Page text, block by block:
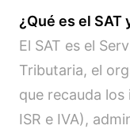
¿Qué es el SAT
El SAT es el
Tributaria, el
que recauda
ISR e IVA),